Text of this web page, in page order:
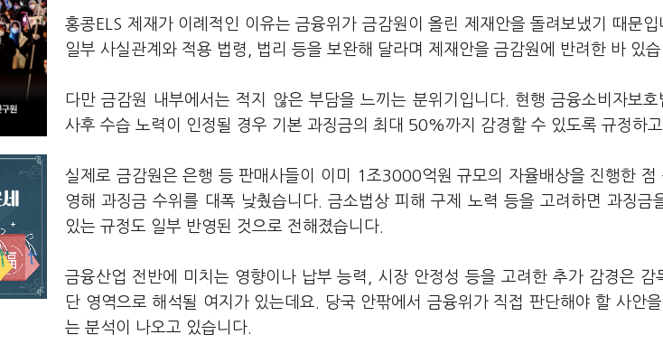
홍콩ELS 제재가 이례적인 이유는 금융위가 금감원이 올린 제재안을 돌려보냈기 때문
일부 사실관계와 적용 법령, 법리 등을 보완해 달라며 제재안을 금감원에 반려한 바 있습
다만 금감원 내부에서는 적지 않은 부담을 느끼는 분위기입니다. 현행 금융소비자보
사후 수습 노력이 인정될 경우 기본 과징금의 최대 50%까지 감경할 수 있도록 규정하고
실제로 금감원은 은행 등 판매사들이 이미 1조3000억원 규모의 자율배상을 진행한
영해 과징금 수위를 대폭 낮췄습니다. 금소법상 피해 구제 노력 등을 고려하면 과징
있는 규정도 일부 반영된 것으로 전해졌습니다.
금융산업 전반에 미치는 영향이나 납부 능력, 시장 안정성 등을 고려한 추가 감경은
단 영역으로 해석될 여지가 있는데요. 당국 안팎에서 금융위가 직접 판단해야 할 사안
는 분석이 나오고 있습니다.